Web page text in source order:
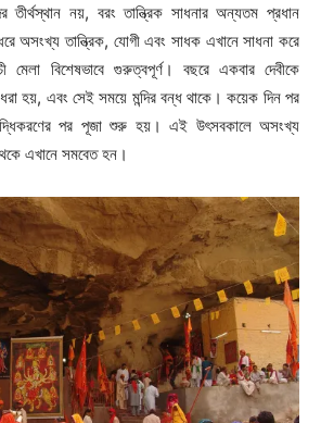
তীর্থস্থান নয়, বরং তান্ত্রিক সাধনার অন্যতম প্রধান
ধরে অসংখ্য তান্ত্রিক, যোগী এবং সাধক এখানে সাধনা করে
বিশেষভাবে গুরুত্বপূর্ণ। বছরে একবার দেবীকে
হয়, এবং সেই সময়ে মন্দির বন্ধ থাকে। কয়েক দিন পর
পর পূজা শুরু হয়। এই উৎসবকালে অসংখ্য
এখানে সমবেত হন।